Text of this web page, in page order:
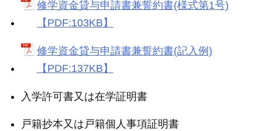
修学資金貸与申請書兼誓約書(様式第1号)
【PDF:103KB】
修学資金貸与申請書兼誓約書(記入例)
【PDF:137KB】
入学許可書又は在学証明書
戸籍抄本又は戸籍個人事項証明書